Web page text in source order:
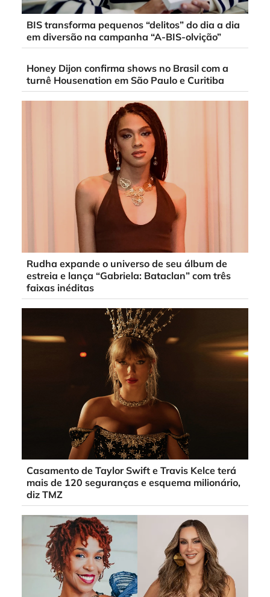
BIS transforma pequenos “delitos” do dia a dia
em diversão na campanha “A-BIS-olvição”
Honey Dijon confirma shows no Brasil com a
turnê Housenation em São Paulo e Curitiba
Rudha expande o universo de seu álbum de
estreia e lança “Gabriela: Bataclan” com três
faixas inéditas
Casamento de Taylor Swift e Travis Kelce terá
mais de 120 seguranças e esquema milionário,
diz TMZ